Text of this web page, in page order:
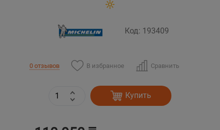
Код: 193409
0 отзывов В избранное Сравнить
Купить
Уральск
Усть-Каменогорск